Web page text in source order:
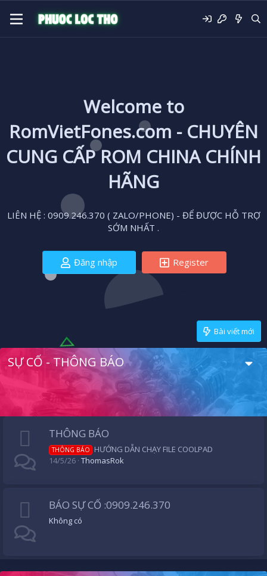
Welcome to
RomVietFones.com - CHUYÊN
CUNG CẤP ROM CHINA CHÍNH
HÃNG
LIÊN HỆ : 0909.246.370 ( ZALO/PHONE) - ĐỂ ĐƯỢC HỖ TRỢ
SỚM NHẤT .
Đăng nhập Register
Bài viết mới
SỰ CỐ - THÔNG BÁO
THÔNG BÁO
THÔNG BÁO
HƯỚNG DẪN CHẠY FILE COOLPAD
14/5/26 ThomasRok
BÁO SỰ CỐ :0909.246.370
Không có